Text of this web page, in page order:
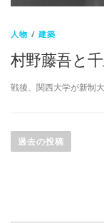
人物 /建築
村野藤吾と
戦後、関西大学が新制
稿
過去の投稿